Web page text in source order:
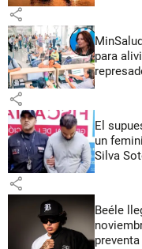
share
para
share
El
un
Silva
share
Beéle